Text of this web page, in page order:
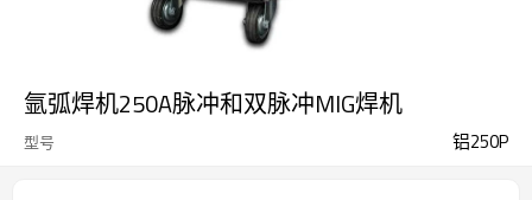
氩弧焊机250A脉冲和双脉冲MIG焊机
型号 铝250P